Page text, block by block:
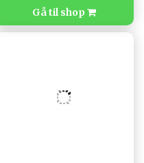
Gå til shop